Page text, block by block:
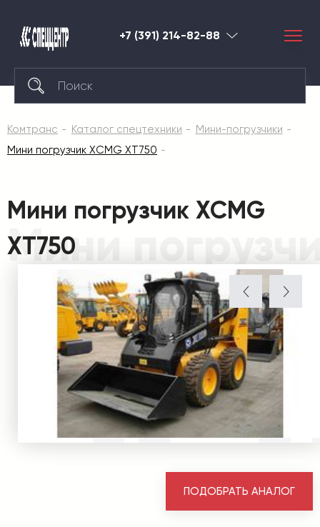
+7 (391) 214-82-88 Красноярск
Комтранс Каталог спецтехники
Мини-погрузчики
Мини погрузчик XCMG XT750
Мини
Мини погрузчик XCMG
XT750
ПОДОБРАТЬ АНАЛОГ